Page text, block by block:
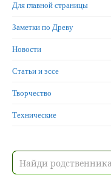
Для главной страницы
Заметки по Древу
Новости
Статьи и эссе
Творчество
Технические